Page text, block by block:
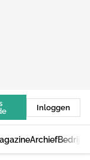
Inloggen
Archief